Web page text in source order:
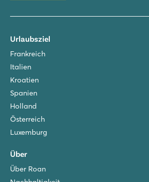
Urlaubsziel
Frankreich
Italien
Kroatien
Spanien
Holland
Österreich
Luxemburg
Über
Über Roan